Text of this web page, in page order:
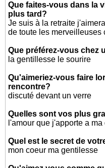
Que faites-vous dans la
plus tard?
Je suis à la retraite
de toute les merveilleuses
Que préférez-vous chez
la gentillesse le sourire
Qu'aimeriez-vous faire
rencontre?
discuté devant un verre
Quelles sont vos plus
l'amour que j'apporte a ma
Quel est le secret de
mon coeur ma gentilesse